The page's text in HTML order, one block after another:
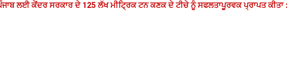
ਲਈ ਕੇਂਦਰ ਸਰਕਾਰ ਦੇ 125 ਲੱਖ ਮੀਟ੍ਰਿਕ ਟਨ ਕਣਕ ਦੇ ਟੀਚੇ ਨੂੰ ਸਫਲਤਾਪੂਰਵਕ ਪ੍ਰਾਪਤ ਕੀਤਾ :